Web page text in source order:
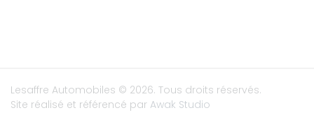
Lesaffre Automobiles © 2026. Tous droits réservés.
Site réalisé et référencé par Awak Studio